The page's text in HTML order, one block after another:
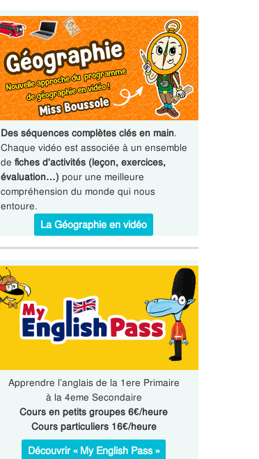
Des séquences complètes clés en main.
Chaque vidéo est associée à un ensemble
de fiches d'activités (leçon, exercices,
évaluation…) pour une meilleure
compréhension du monde qui nous
entoure.
La Géographie en vidéo
Apprendre l’anglais de la 1ere Primaire
à la 4eme Secondaire
Cours en petits groupes 6€/heure
Cours particuliers 16€/heure
Découvrir « My English Pass »